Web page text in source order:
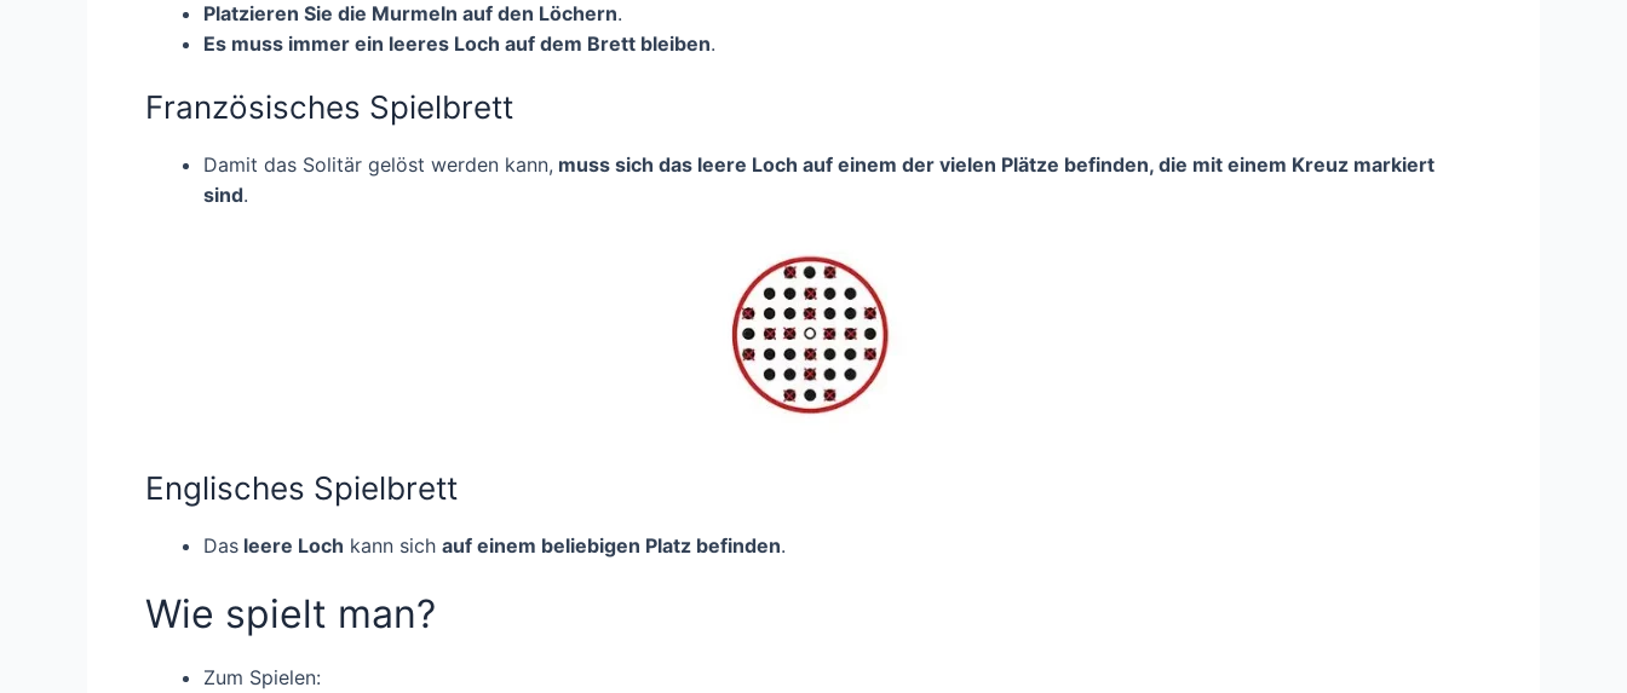
Platzieren Sie die Murmeln auf den Löchern.
Es muss immer ein leeres Loch auf dem Brett bleiben.
Französisches Spielbrett
Damit das Solitär gelöst werden kann, muss sich das leere Loch auf einem der vielen Plätze befinden, die mit einem Kreuz markiert
sind.
Englisches Spielbrett
Das leere Loch kann sich auf einem beliebigen Platz befinden.
Wie spielt man?
Zum Spielen: